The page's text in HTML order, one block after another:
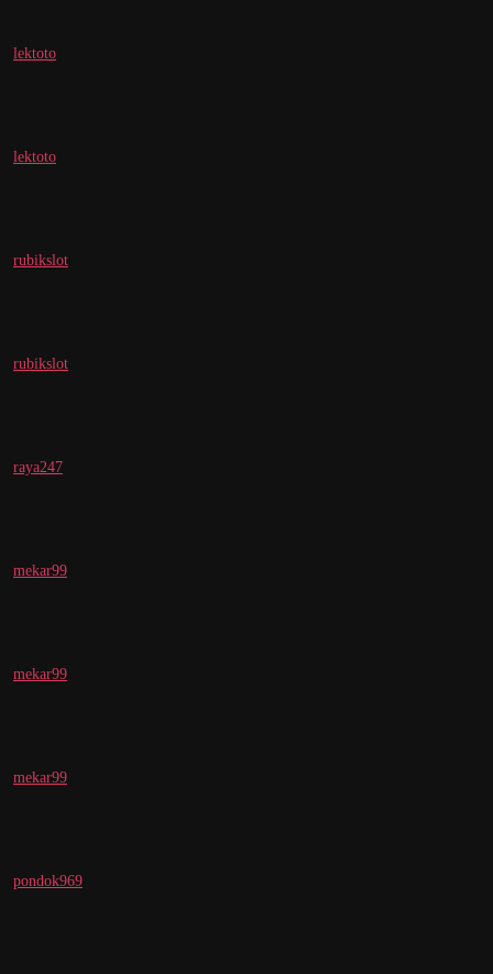
lektoto
lektoto
rubikslot
rubikslot
raya247
mekar99
mekar99
mekar99
pondok969